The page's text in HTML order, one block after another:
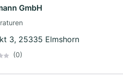
GmbH
3, 25335 Elmshorn
(0)